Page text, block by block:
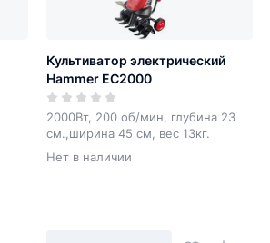
Культиватор электрический
Hammer EC2000
2000Вт, 200 об/мин, глубина 23
см.,ширина 45 см, вес 13кг.
Нет в наличии